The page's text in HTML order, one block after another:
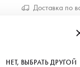
Доставка по
НЕТ, ВЫБРАТЬ ДРУГОЙ